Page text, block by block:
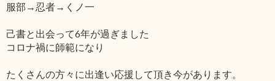
服部→忍者→くノ一
己書と出会って6年が過ぎました
コロナ禍に師範になり
たくさんの方々に出逢い応援して頂き今があります。